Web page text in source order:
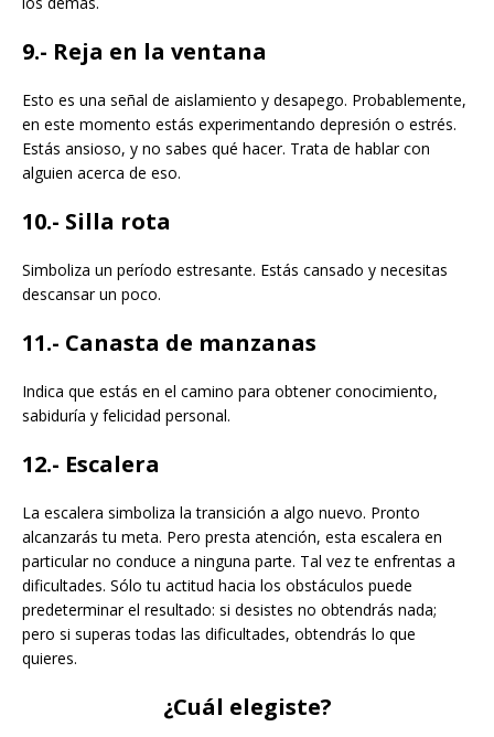
9.- Reja en la ventana
Esto es una señal de aislamiento y desapego. Probablemente,
en este momento estás experimentando depresión o estrés.
Estás ansioso, y no sabes qué hacer. Trata de hablar con
alguien acerca de eso.
10.- Silla rota
Simboliza un período estresante. Estás cansado y necesitas
descansar un poco.
11.- Canasta de manzanas
Indica que estás en el camino para obtener conocimiento,
sabiduría y felicidad personal.
12.- Escalera
La escalera simboliza la transición a algo nuevo. Pronto
alcanzarás tu meta. Pero presta atención, esta escalera en
particular no conduce a ninguna parte. Tal vez te enfrentas a
dificultades. Sólo tu actitud hacia los obstáculos puede
predeterminar el resultado: si desistes no obtendrás nada;
pero si superas todas las dificultades, obtendrás lo que
quieres.
¿Cuál elegiste?